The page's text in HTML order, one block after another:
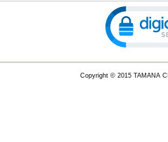
Copyright © 2015 TAMANA